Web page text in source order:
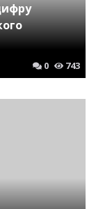
0 743